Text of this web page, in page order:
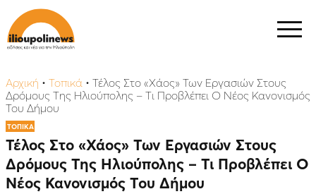
Αρχική • Τοπικά • Τέλος Στο «Χάος» Των Εργασιών Στους
Δρόμους Της Ηλιούπολης – Τι Προβλέπει Ο Νέος Κανονισμός
Του Δήμου
ΤΟΠΙΚΑ
Τέλος Στο «Χάος» Των Εργασιών Στους
Δρόμους Της Ηλιούπολης – Τι Προβλέπει Ο
Νέος Κανονισμός Του Δήμου